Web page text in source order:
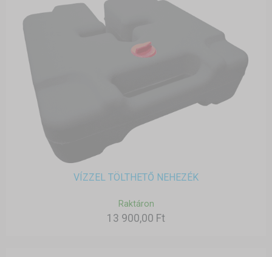
VÍZZEL TÖLTHETŐ NEHEZÉK
Raktáron
13 900,00 Ft